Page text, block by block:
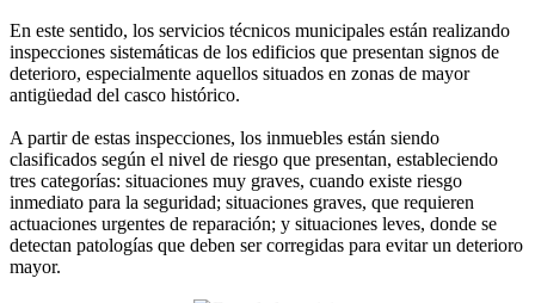
En este sentido, los servicios técnicos municipales están realizando
inspecciones sistemáticas de los edificios que presentan signos de
deterioro, especialmente aquellos situados en zonas de mayor
antigüedad del casco histórico.
A partir de estas inspecciones, los inmuebles están siendo
clasificados según el nivel de riesgo que presentan, estableciendo
tres categorías: situaciones muy graves, cuando existe riesgo
inmediato para la seguridad; situaciones graves, que requieren
actuaciones urgentes de reparación; y situaciones leves, donde se
detectan patologías que deben ser corregidas para evitar un deterioro
mayor.